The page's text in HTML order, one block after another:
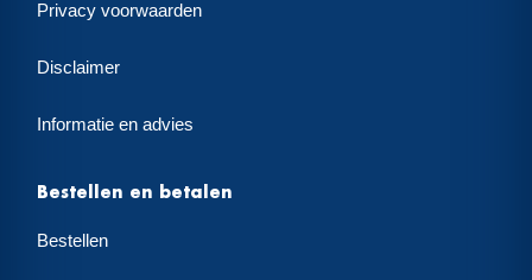
Privacy voorwaarden
Disclaimer
Informatie en advies
Bestellen en betalen
Bestellen